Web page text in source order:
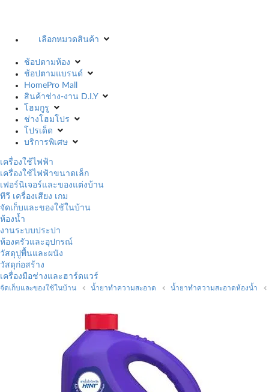
เลือกหมวดสินค้า
ช้อปตามห้อง
ช้อปตามแบรนด์
HomePro Mall
สินค้าช่าง-งาน D.I.Y
โฮมกูรู
ช่างโฮมโปร
โปรเด็ด
บริการพิเศษ
เครื่องใช้ไฟฟ้า
เครื่องใช้ไฟฟ้าขนาดเล็ก
เฟอร์นิเจอร์และของแต่งบ้าน
ทีวี เครื่องเสียง เกม
จัดเก็บและของใช้ในบ้าน
ห้องน้ำ
งานระบบประปา
ห้องครัวและอุปกรณ์
วัสดุปูพื้นและผนัง
วัสดุก่อสร้าง
เครื่องมือช่างและฮาร์ดแวร์
จัดเก็บและของใช้ในบ้าน น้ำยาทำความสะอาด น้ำยาทำความสะอาดห้องน้ำ